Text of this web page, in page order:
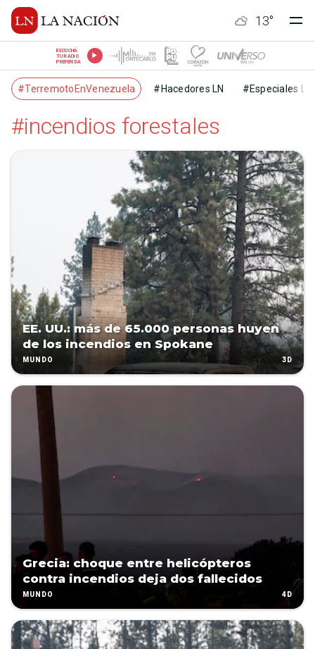
13°
ESCUCHÁ
TU RADIO
PREFERIDA
#TerremotoEnVenezuela #Hacedores LN #Especiales LN
#incendios forestales
EE. UU.: más de 65.000 personas huyen
de los incendios en Spokane
MUNDO 3D
Grecia: choque entre helicópteros
contra incendios deja dos fallecidos
MUNDO 4D